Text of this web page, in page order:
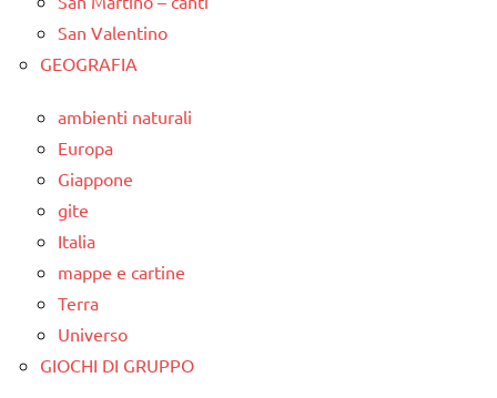
San Valentino
GEOGRAFIA
ambienti naturali
Europa
Giappone
gite
Italia
mappe e cartine
Terra
Universo
GIOCHI DI GRUPPO